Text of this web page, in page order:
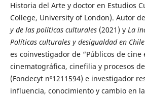
Historia del Arte y doctor en Estudios
College, University of London). Autor de
y de las políticas culturales(2021) y La
Políticas culturales y desigualdad en Chile
es coinvestigador de “Públicos de cine
cinematográfica, cinefilia y procesos
(Fondecyt nº1211594) e investigador
influencia, conocimiento y cambio en